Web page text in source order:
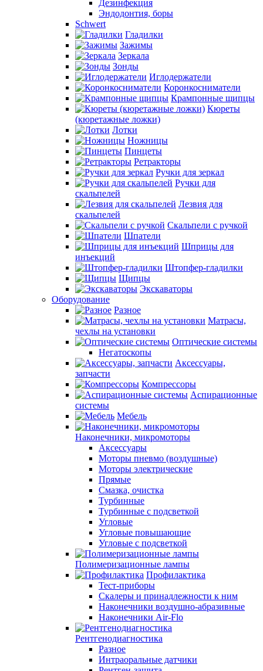
Дезинфекция
Эндодонтия, боры
Schwert
Гладилки
Зажимы
Зеркала
Зонды
Иглодержатели
Коронкосниматели
Крампонные щипцы
Кюреты
(кюретажные ложки)
Лотки
Ножницы
Пинцеты
Ретракторы
Ручки для зеркал
Ручки для
скальпелей
Лезвия для
скальпелей
Скальпели с ручкой
Шпатели
Шприцы для
инъекций
Штопфер-гладилки
Щипцы
Экскаваторы
Оборудование
Разное
Матрасы,
чехлы на установки
Оптические системы
Негатоскопы
Аксессуары,
запчасти
Компрессоры
Аспирационные
системы
Мебель
Наконечники, микромоторы
Аксессуары
Моторы пневмо (воздушные)
Моторы электрические
Прямые
Смазка, очистка
Турбинные
Турбинные с подсветкой
Угловые
Угловые повышающие
Угловые с подсветкой
Полимеризационные лампы
Профилактика
Тест-приборы
Скалеры и принадлежности к ним
Наконечники воздушно-абразивные
Наконечники Air-Flo
Рентгенодиагностика
Разное
Интраоральные датчики